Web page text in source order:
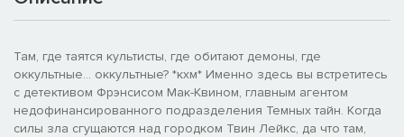
Там, где таятся культисты, где обитают демоны, где
оккультные... оккультные? *кхм* Именно здесь вы встретитесь
с детективом Фрэнсисом Мак-Квином, главным агентом
недофинансированного подразделения Темных тайн. Когда
силы зла сгущаются над городком Твин Лейкс, да что там,